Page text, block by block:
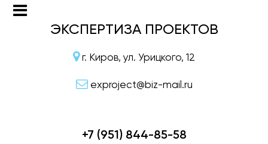
ЭКСПЕРТИЗА ПРОЕКТОВ
г. Киров, ул. Урицкого, 12
exproject@biz-mail.ru
+7 (951) 844-85-58